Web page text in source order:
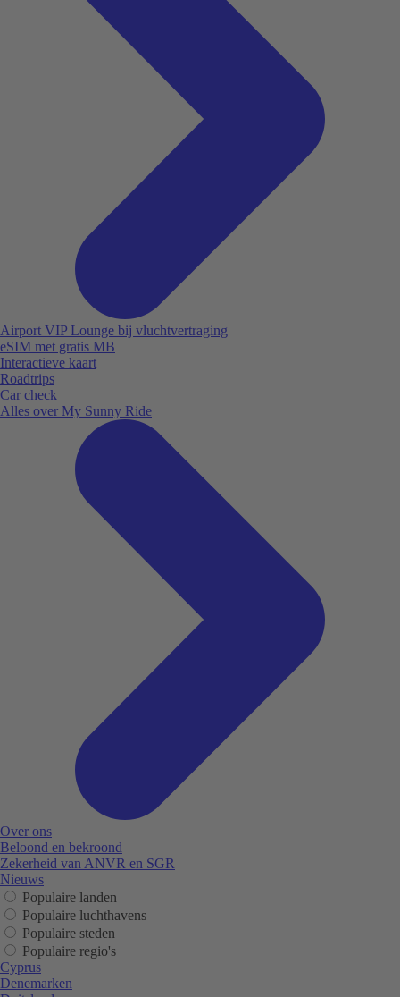
Airport VIP Lounge bij vluchtvertraging
eSIM met gratis MB
Interactieve kaart
Roadtrips
Car check
Alles over My Sunny Ride
Over ons
Beloond en bekroond
Zekerheid van ANVR en SGR
Nieuws
Populaire landen
Populaire luchthavens
Populaire steden
Populaire regio's
Cyprus
Denemarken